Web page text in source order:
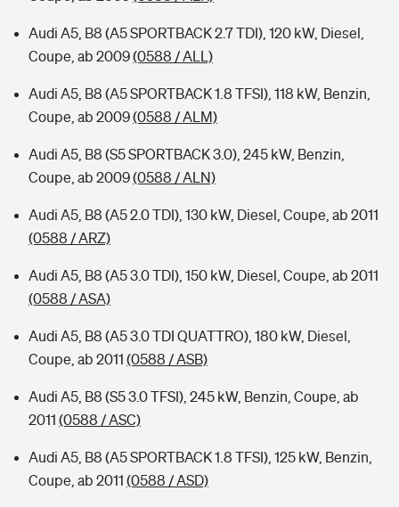
Audi A5, B8 (A5 SPORTBACK 2.7 TDI), 120 kW, Diesel,
Coupe, ab 2009(0588 / ALL)
Audi A5, B8 (A5 SPORTBACK 1.8 TFSI), 118 kW, Benzin,
Coupe, ab 2009(0588 / ALM)
Audi A5, B8 (S5 SPORTBACK 3.0), 245 kW, Benzin,
Coupe, ab 2009(0588 / ALN)
Audi A5, B8 (A5 2.0 TDI), 130 kW, Diesel, Coupe, ab 2011
(0588 / ARZ)
Audi A5, B8 (A5 3.0 TDI), 150 kW, Diesel, Coupe, ab 2011
(0588 / ASA)
Audi A5, B8 (A5 3.0 TDI QUATTRO), 180 kW, Diesel,
Coupe, ab 2011 (0588 / ASB)
Audi A5, B8 (S5 3.0 TFSI), 245 kW, Benzin, Coupe, ab
2011 (0588 / ASC)
Audi A5, B8 (A5 SPORTBACK 1.8 TFSI), 125 kW, Benzin,
Coupe, ab 2011 (0588 / ASD)